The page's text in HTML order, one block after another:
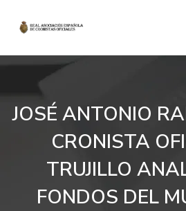
JOSÉ ANTONIO
CRONISTA
TRUJILLO
FONDOS DEL